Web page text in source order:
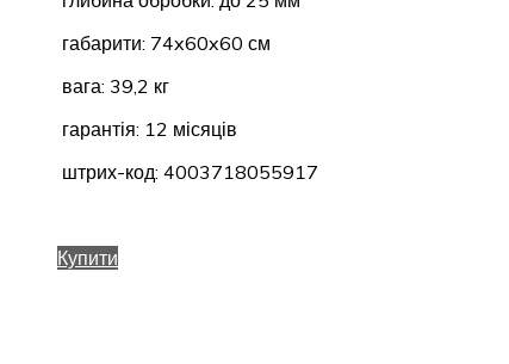
габарити: 74x60x60 см
вага: 39,2 кг
гарантія: 12 місяців
штрих-код: 4003718055917
Купити